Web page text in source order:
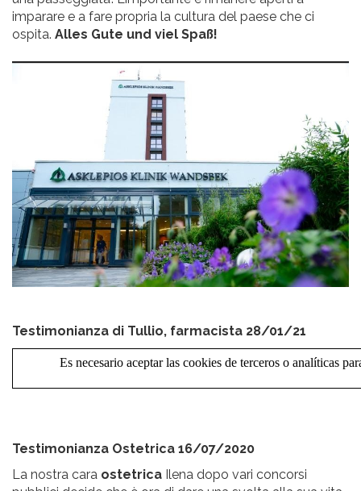
imparare e a fare propria la cultura del paese che ci
ospita. Alles Gute und viel Spaß!
Testimonianza di Tullio, farmacista 28/01/21
Testimonianza Ostetrica 16/07/2020
La nostra cara ostetrica Ilena dopo vari concorsi